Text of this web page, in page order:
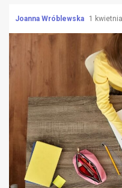
Joanna Wróblewska 1